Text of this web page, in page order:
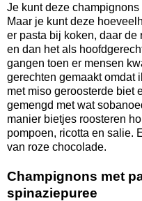
Je kunt deze
Maar je kunt deze
er pasta bij koken, daar de
en dan het als
gangen toen er mensen
gerechten gemaakt omdat
met miso geroosterde biet
gemengd met wat
manier bietjes roosteren
pompoen, ricotta en salie.
van roze chocolade.
Champignons met
spinaziepuree